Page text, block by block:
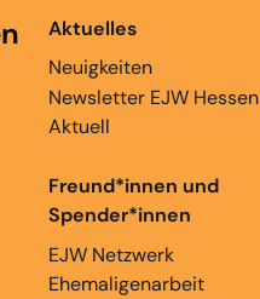
Aktuelles
Neuigkeiten
Newsletter EJW Hessen
Aktuell
Freund*innen und
Spender*innen
EJW Netzwerk
Ehemaligenarbeit